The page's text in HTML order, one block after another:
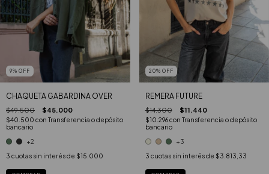
9% OFF
CHAQUETA GABARDINA OVER
$49.500 $45.000
$40.500 con Transferencia o depósito
bancario
+2
3 cuotas sin interés de $15.000
20% OFF
REMERA FUTURE
$14.300 $11.440
$10.296con Transferencia o depósito
bancario
+3
3 cuotas sin interés de $3.813,33